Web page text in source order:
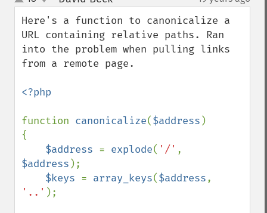
up
down
Here's a function to canonicalize a
URL containing relative paths. Ran
into the problem when pulling links
from a remote page.
<?php
function canonicalize($address )
{
$address = explode( '/'
$address );
$keys = array_keys($address
'..' );